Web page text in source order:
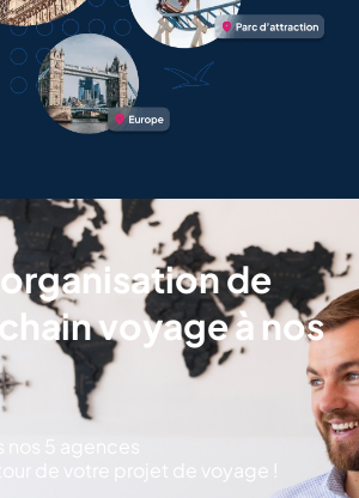
de
voyage à nos
5 agences
de votre projet de voyage !